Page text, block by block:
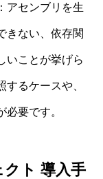
アセンブリを生
きない、依存関
いことが挙げら
るケースや、
要です。
ト 導入手